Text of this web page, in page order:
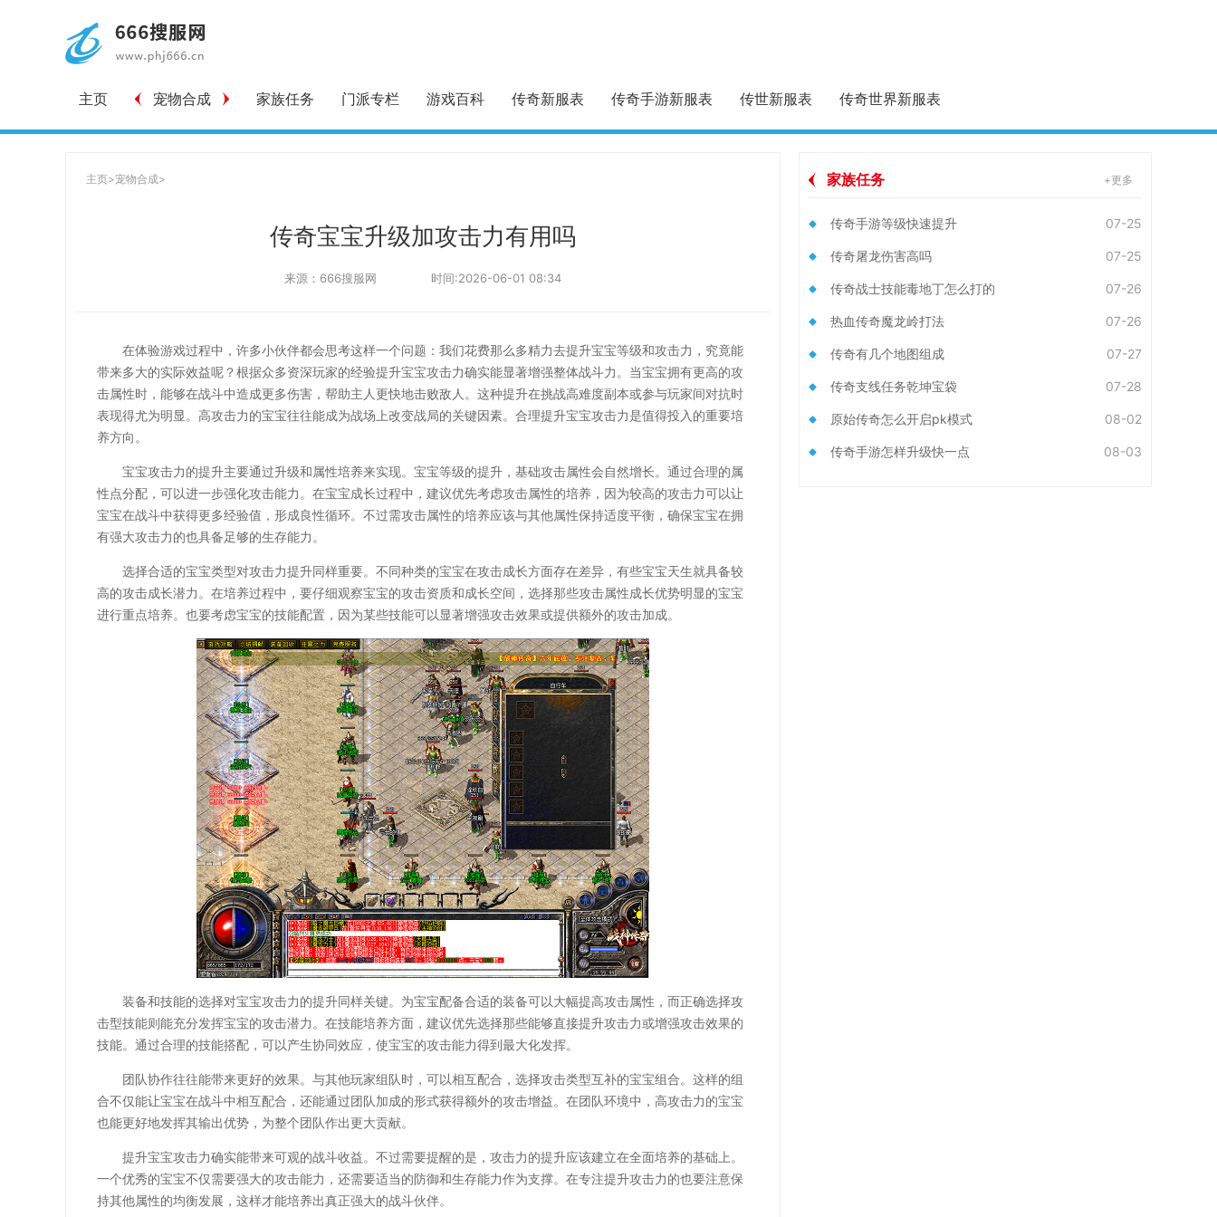
主页 宠物合成 家族任务 门派专栏 游戏百科 传奇新服表 传奇手游新服表 传世新服表 传奇世界新服表
主页>宠物合成>
传奇宝宝升级加攻击力有用吗
来源：666搜服网 时间:2026-06-01 08:34
在体验游戏过程中，许多小伙伴都会思考这样一个问题：我们花费那么多精力去提升宝宝等级和攻击力，究竟能
带来多大的实际效益呢？根据众多资深玩家的经验提升宝宝攻击力确实能显著增强整体战斗力。当宝宝拥有更高的攻
击属性时，能够在战斗中造成更多伤害，帮助主人更快地击败敌人。这种提升在挑战高难度副本或参与玩家间对抗时
表现得尤为明显。高攻击力的宝宝往往能成为战场上改变战局的关键因素。合理提升宝宝攻击力是值得投入的重要培
养方向。
宝宝攻击力的提升主要通过升级和属性培养来实现。宝宝等级的提升，基础攻击属性会自然增长。通过合理的属
性点分配，可以进一步强化攻击能力。在宝宝成长过程中，建议优先考虑攻击属性的培养，因为较高的攻击力可以让
宝宝在战斗中获得更多经验值，形成良性循环。不过需攻击属性的培养应该与其他属性保持适度平衡，确保宝宝在拥
有强大攻击力的也具备足够的生存能力。
选择合适的宝宝类型对攻击力提升同样重要。不同种类的宝宝在攻击成长方面存在差异，有些宝宝天生就具备较
高的攻击成长潜力。在培养过程中，要仔细观察宝宝的攻击资质和成长空间，选择那些攻击属性成长优势明显的宝宝
进行重点培养。也要考虑宝宝的技能配置，因为某些技能可以显著增强攻击效果或提供额外的攻击加成。
装备和技能的选择对宝宝攻击力的提升同样关键。为宝宝配备合适的装备可以大幅提高攻击属性，而正确选择攻
击型技能则能充分发挥宝宝的攻击潜力。在技能培养方面，建议优先选择那些能够直接提升攻击力或增强攻击效果的
技能。通过合理的技能搭配，可以产生协同效应，使宝宝的攻击能力得到最大化发挥。
团队协作往往能带来更好的效果。与其他玩家组队时，可以相互配合，选择攻击类型互补的宝宝组合。这样的组
合不仅能让宝宝在战斗中相互配合，还能通过团队加成的形式获得额外的攻击增益。在团队环境中，高攻击力的宝宝
也能更好地发挥其输出优势，为整个团队作出更大贡献。
提升宝宝攻击力确实能带来可观的战斗收益。不过需要提醒的是，攻击力的提升应该建立在全面培养的基础上。
一个优秀的宝宝不仅需要强大的攻击能力，还需要适当的防御和生存能力作为支撑。在专注提升攻击力的也要注意保
持其他属性的均衡发展，这样才能培养出真正强大的战斗伙伴。
家族任务 +更多
传奇手游等级快速提升 07-25
传奇屠龙伤害高吗 07-25
传奇战士技能毒地丁怎么打的 07-26
热血传奇魔龙岭打法 07-26
传奇有几个地图组成 07-27
传奇支线任务乾坤宝袋 07-28
原始传奇怎么开启pk模式 08-02
传奇手游怎样升级快一点 08-03